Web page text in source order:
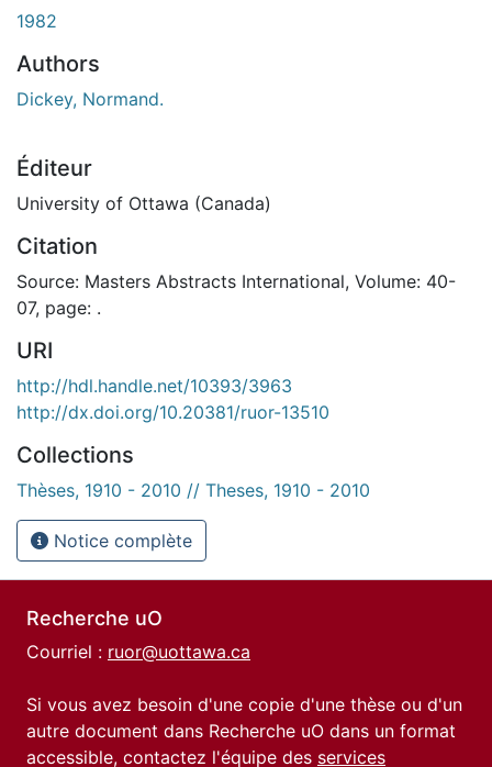
1982
Authors
Dickey, Normand.
Éditeur
University of Ottawa (Canada)
Citation
Source: Masters Abstracts International, Volume: 40-
07, page: .
URI
http://hdl.handle.net/10393/3963
http://dx.doi.org/10.20381/ruor-13510
Collections
Thèses, 1910 - 2010 // Theses, 1910 - 2010
Notice complète
Recherche uO
Courriel : ruor@uottawa.ca
Si vous avez besoin d'une copie d'une thèse ou d'un
autre document dans Recherche uO dans un format
accessible, contactez l'équipe des services